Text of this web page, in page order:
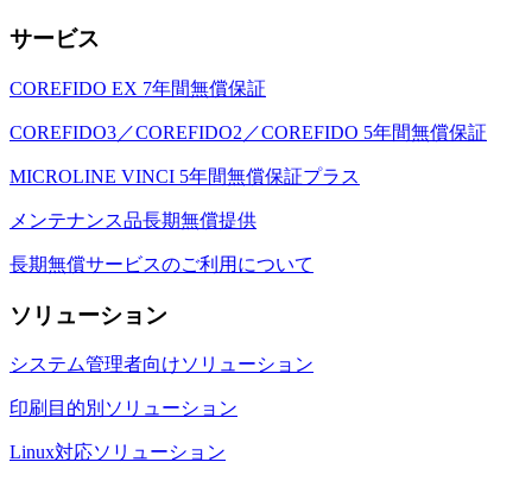
サービス
COREFIDO EX 7年間無償保証
COREFIDO3／COREFIDO2／COREFIDO 5年間無償保証
MICROLINE VINCI 5年間無償保証プラス
メンテナンス品長期無償提供
長期無償サービスのご利用について
ソリューション
システム管理者向けソリューション
印刷目的別ソリューション
Linux対応ソリューション